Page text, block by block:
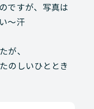
ですが、写真は
～汗
が、
のしいひととき